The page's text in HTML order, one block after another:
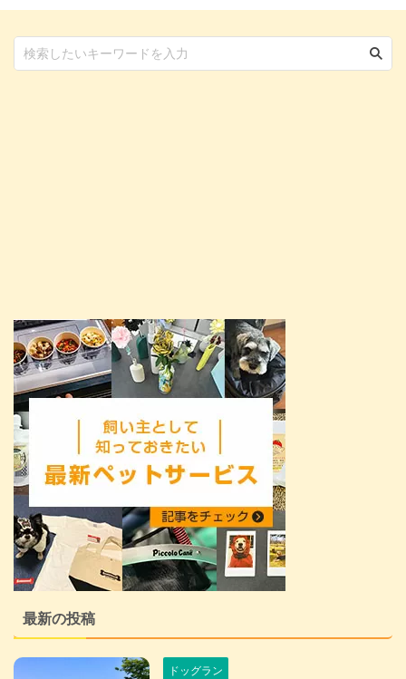
最新の投稿
ドッグラン